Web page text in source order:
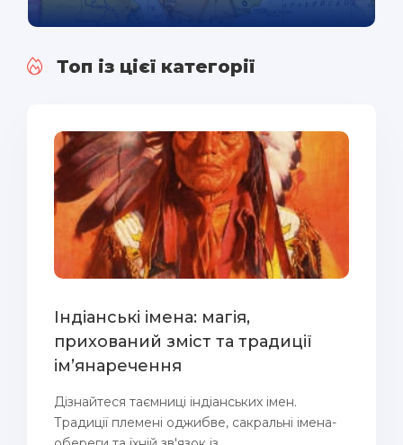
Топ із цієї категорії
Індіанські імена: магія,
прихований зміст та традиції
ім’янаречення
Дізнайтеся таємниці індіанських імен.
Традиції племені оджибве, сакральні імена-